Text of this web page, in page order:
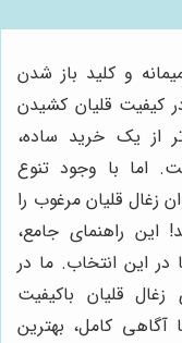
و کلید باز شدن
کیفیت قلیان کشیدن
از یک خرید ساده،
اما با وجود تنوع
زغال قلیان مرغوب را
این راهنمای جامع،
این انتخاب. ما در
قلیان باکیفیت
کامل، بهترین